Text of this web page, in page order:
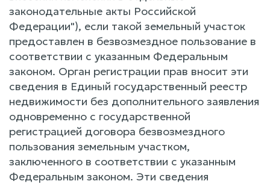
законодательные акты Российской
Федерации"), если такой земельный участок
предоставлен в безвозмездное пользование в
соответствии с указанным Федеральным
законом. Орган регистрации прав вносит эти
сведения в Единый государственный реестр
недвижимости без дополнительного заявления
одновременно с государственной
регистрацией договора безвозмездного
пользования земельным участком,
заключенного в соответствии с указанным
Федеральным законом. Эти сведения